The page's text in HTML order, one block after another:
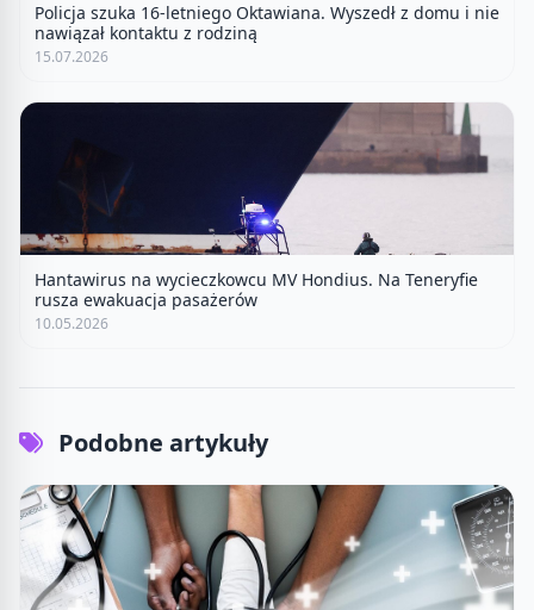
Policja szuka 16-letniego Oktawiana. Wyszedł z domu i nie
nawiązał kontaktu z rodziną
15.07.2026
Hantawirus na wycieczkowcu MV Hondius. Na Teneryfie
rusza ewakuacja pasażerów
10.05.2026
Podobne artykuły